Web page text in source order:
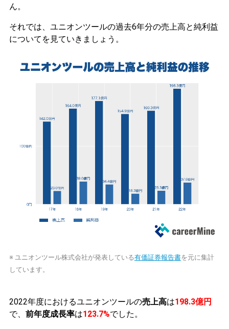
ん。
それでは、ユニオンツールの過去6年分の売上高と純利益
についてを見ていきましょう。
※ ユニオンツール株式会社が発表している有価証券報告書を元に集計
しています。
2022年度におけるユニオンツールの売上高は198.3億円
で、 前年度成長率は123.7%でした。